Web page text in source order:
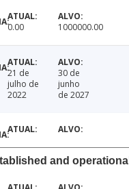
0.00 1000000.00
21 de
julho de
2022
30 de
junho
de 2027
and operational